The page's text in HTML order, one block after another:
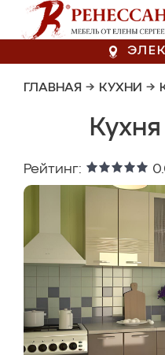
ГЛАВНАЯ → КУХНИ →
Рейтинг: